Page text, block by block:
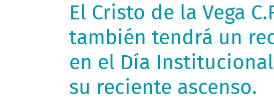
El Cristo de la Vega
también tendrá un
en el Día
su reciente ascenso.